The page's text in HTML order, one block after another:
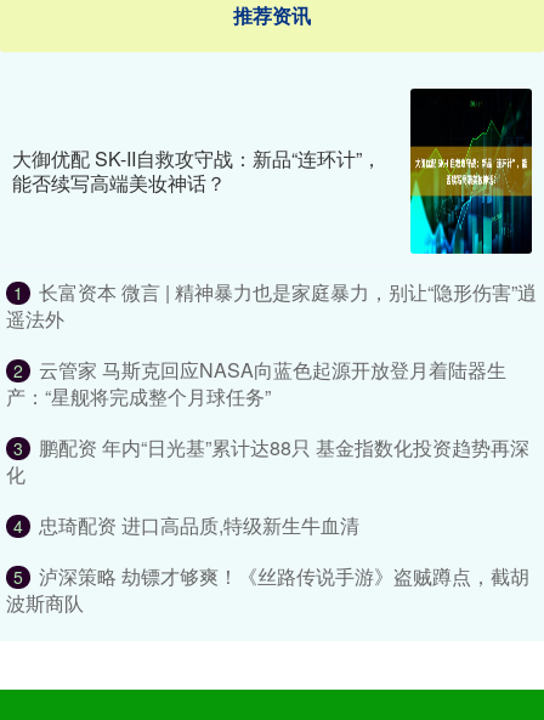
推荐资讯
大御优配 SK-II自救攻守战：新品“连环计”，
能否续写高端美妆神话？
1
长富资本 微言 | 精神暴力也是家庭暴力，别让“隐形伤害”逍
遥法外
2
云管家 马斯克回应NASA向蓝色起源开放登月着陆器生
产：“星舰将完成整个月球任务”
3
鹏配资 年内“日光基”累计达88只 基金指数化投资趋势再深
化
4 忠琦配资 进口高品质,特级新生牛血清
5
泸深策略 劫镖才够爽！《丝路传说手游》盗贼蹲点，截胡
波斯商队